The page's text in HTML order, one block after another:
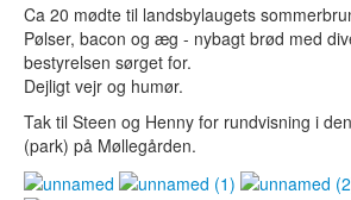
Ca 20 mødte til landsbylaugets
Pølser, bacon og æg - nybagt brød med
bestyrelsen sørget for.
Dejligt vejr og humør.
Tak til Steen og Henny for rundvisning i
(park) på Møllegården.